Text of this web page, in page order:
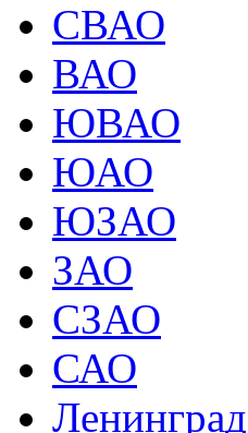
СВАО
ВАО
ЮВАО
ЮАО
ЮЗАО
ЗАО
СЗАО
САО